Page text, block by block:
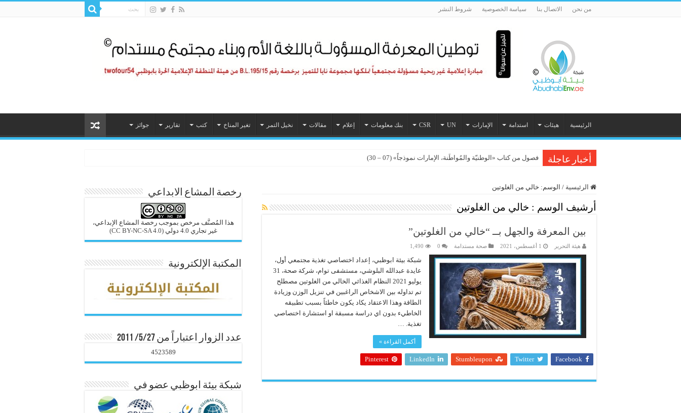
من نحن الاتصال بنا سياسة الخصوصية شروط النشر
الرئيسية هيئات استدامة الإمارات UN
CSR بنك معلومات إعلام مقالات نخيل التمر تغير المناخ كتب تقارير جوائز
أخبار عاجلة فصول من كتاب «الوطنيّة والمُواطَنة، الإمارات نموذجاً» (07 – 30)
الرئيسية / الوسم: خالي من الغلوتين
أرشيف الوسم : خالي من الغلوتين
بين المعرفة والجهل بــ “خالي من الغلوتين”
هيئة التحرير 1 أغسطس، 2021 صحة مستدامة 0
1,490
شبكة بيئة ابوظبي، إعداد اختصاصي تغذية مجتمعي أول،
عايدة عبدالله البلوشي، مستشفى توام، شركة صحة، 31
يوليو 2021 النظام الغذائي الخالي من الغلوتين مصطلح
تم تداوله بين الاشخاص الراغبين في تنزيل الوزن وزيادة
الطاقة وهذا الاعتقاد يكاد يكون خاطئاً بسبب تطبيقه
الخاطيء بدون اي دراسة مسبقة او استشارة اختصاصي
تغذية. …
أكمل القراءة »
Facebook
Twitter
Stumbleupon
LinkedIn
Pinterest
رخصة المشاع الابداعي
هذا المُصنَّف مرخص بموجب رخصة المشاع الإبداعي،
غير تجاري 4.0 دولي
(CC BY-NC-SA 4.0)
المكتبة الإلكترونية
عدد الزوار اعتباراً من 5/27/ 2011
4523589
شبكة بيئة ابوظبي عضو في